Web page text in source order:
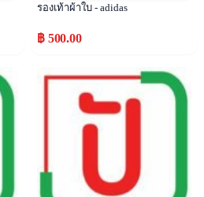
รองเท้าผ้าใบ - adidas
฿ 500.00
Popular